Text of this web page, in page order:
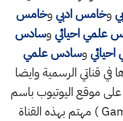
وخامس ادبي وخامس
علمي احيائي وسادس
وسادس علمي
في قناتي الرسمية وايضا
على موقع اليوتيوب باسم
( احمد مهدي Gaming ) مهتم بهذه القناة